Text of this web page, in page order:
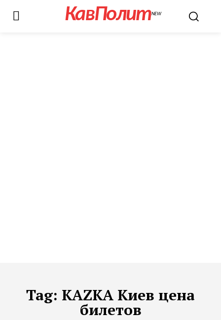
КавПолитNEW
Tag: KAZKA Киев цена
билетов